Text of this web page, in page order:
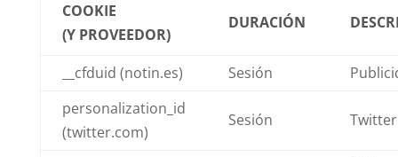
COOKIE
(Y PROVEEDOR)
DURACIÓN
__cfduid (notin.es) Sesión
personalization_id
(twitter.com)
Sesión Twitter